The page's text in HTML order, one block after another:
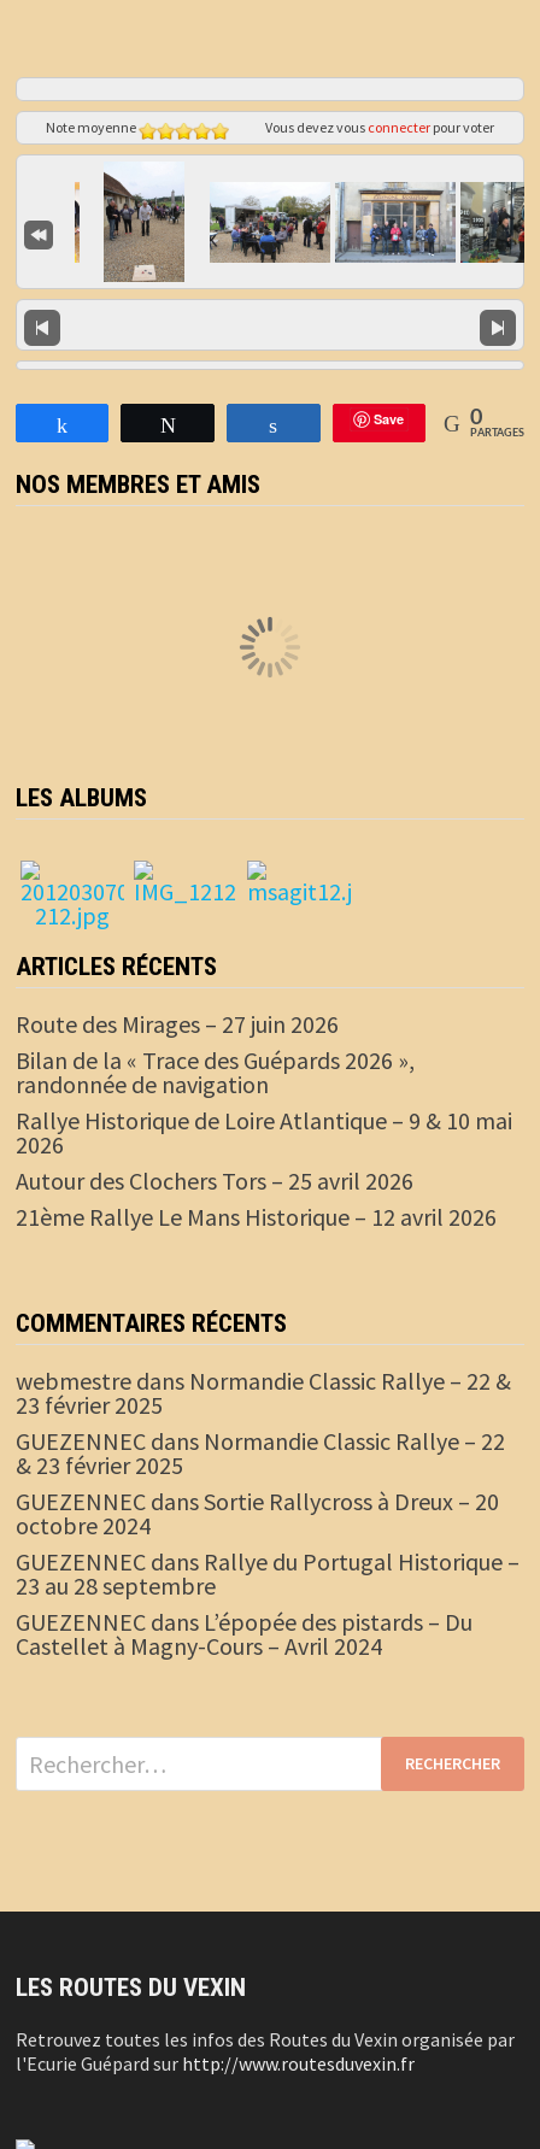
Note moyenne Vous devez vous connecterpour voter
Partagez Save 0
PARTAGES
NOS MEMBRES ET AMIS
LES ALBUMS
ARTICLES RÉCENTS
Route des Mirages – 27 juin 2026
Bilan de la « Trace des Guépards 2026 »,
randonnée de navigation
Rallye Historique de Loire Atlantique – 9 & 10 mai
2026
Autour des Clochers Tors – 25 avril 2026
21ème Rallye Le Mans Historique – 12 avril 2026
COMMENTAIRES RÉCENTS
webmestredans Normandie Classic Rallye – 22 &
23 février 2025
GUEZENNECdans Normandie Classic Rallye – 22
& 23 février 2025
GUEZENNECdansSortie Rallycross à Dreux – 20
octobre 2024
GUEZENNECdans Rallye du Portugal Historique –
23 au 28 septembre
GUEZENNECdans L’épopée des pistards – Du
Castellet à Magny-Cours – Avril 2024
Rechercher :
LES ROUTES DU VEXIN
Retrouvez toutes les infos des Routes du Vexin organisée par
l'Ecurie Guépard sur http://www.routesduvexin.fr